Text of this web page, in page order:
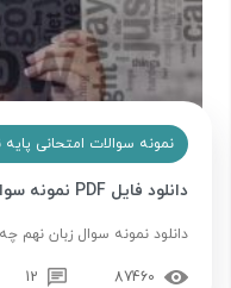
نمونه سوالات امتحانی پایه
دانلود فایل PDF نمونه سوال زبان نهم نوبت اول و نوبت دوم
دانلود نمونه سوال زبان نهم
87460
12